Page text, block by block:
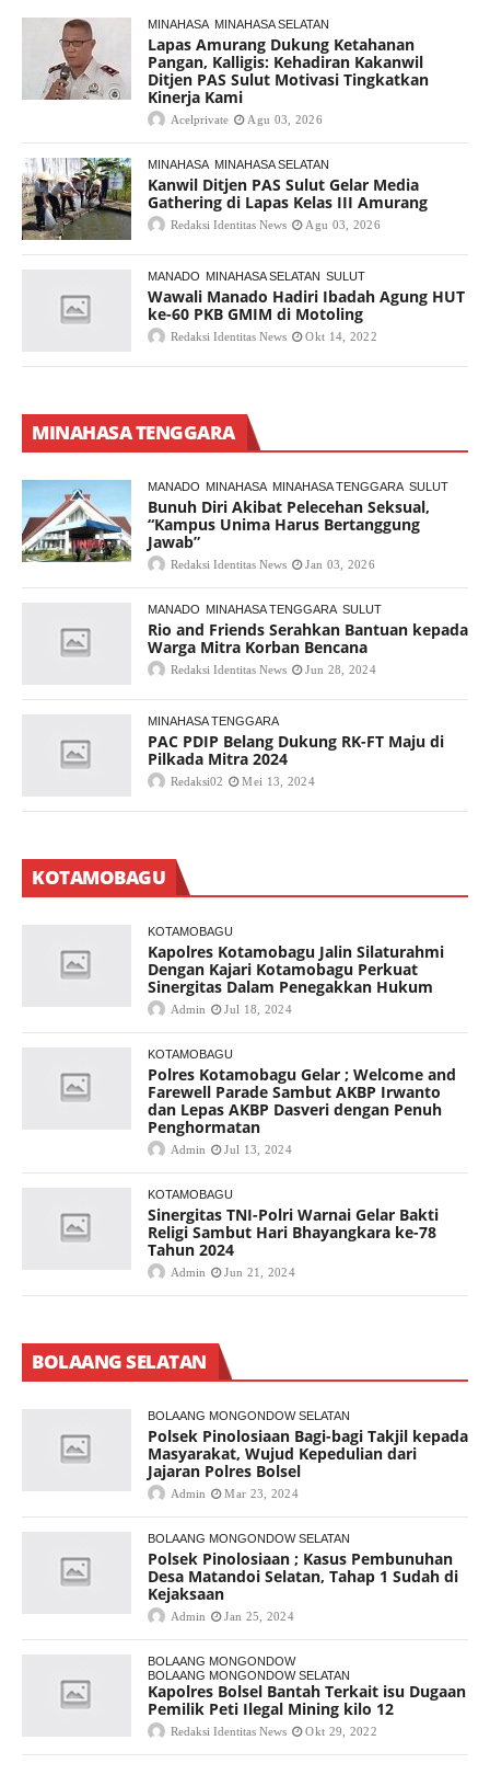
MINAHASA MINAHASA SELATAN
Lapas Amurang Dukung Ketahanan
Pangan, Kalligis: Kehadiran Kakanwil
Ditjen PAS Sulut Motivasi Tingkatkan
Kinerja Kami
Acelprivate Agu 03, 2026
MINAHASA MINAHASA SELATAN
Kanwil Ditjen PAS Sulut Gelar Media
Gathering di Lapas Kelas III Amurang
Redaksi Identitas News Agu 03, 2026
MANADO MINAHASA SELATAN SULUT
Wawali Manado Hadiri Ibadah Agung HUT
ke-60 PKB GMIM di Motoling
Redaksi Identitas News Okt 14, 2022
MINAHASA TENGGARA
MANADO MINAHASA MINAHASA TENGGARA SULUT
Bunuh Diri Akibat Pelecehan Seksual,
“Kampus Unima Harus Bertanggung
Jawab”
Redaksi Identitas News Jan 03, 2026
MANADO MINAHASA TENGGARA SULUT
Rio and Friends Serahkan Bantuan kepada
Warga Mitra Korban Bencana
Redaksi Identitas News Jun 28, 2024
MINAHASA TENGGARA
PAC PDIP Belang Dukung RK-FT Maju di
Pilkada Mitra 2024
Redaksi02 Mei 13, 2024
KOTAMOBAGU
KOTAMOBAGU
Kapolres Kotamobagu Jalin Silaturahmi
Dengan Kajari Kotamobagu Perkuat
Sinergitas Dalam Penegakkan Hukum
Admin Jul 18, 2024
KOTAMOBAGU
Polres Kotamobagu Gelar ; Welcome and
Farewell Parade Sambut AKBP Irwanto
dan Lepas AKBP Dasveri dengan Penuh
Penghormatan
Admin Jul 13, 2024
KOTAMOBAGU
Sinergitas TNI-Polri Warnai Gelar Bakti
Religi Sambut Hari Bhayangkara ke-78
Tahun 2024
Admin Jun 21, 2024
BOLAANG SELATAN
BOLAANG MONGONDOW SELATAN
Polsek Pinolosiaan Bagi-bagi Takjil kepada
Masyarakat, Wujud Kepedulian dari
Jajaran Polres Bolsel
Admin Mar 23, 2024
BOLAANG MONGONDOW SELATAN
Polsek Pinolosiaan ; Kasus Pembunuhan
Desa Matandoi Selatan, Tahap 1 Sudah di
Kejaksaan
Admin Jan 25, 2024
BOLAANG MONGONDOW
BOLAANG MONGONDOW SELATAN
Kapolres Bolsel Bantah Terkait isu Dugaan
Pemilik Peti Ilegal Mining kilo 12
Redaksi Identitas News Okt 29, 2022